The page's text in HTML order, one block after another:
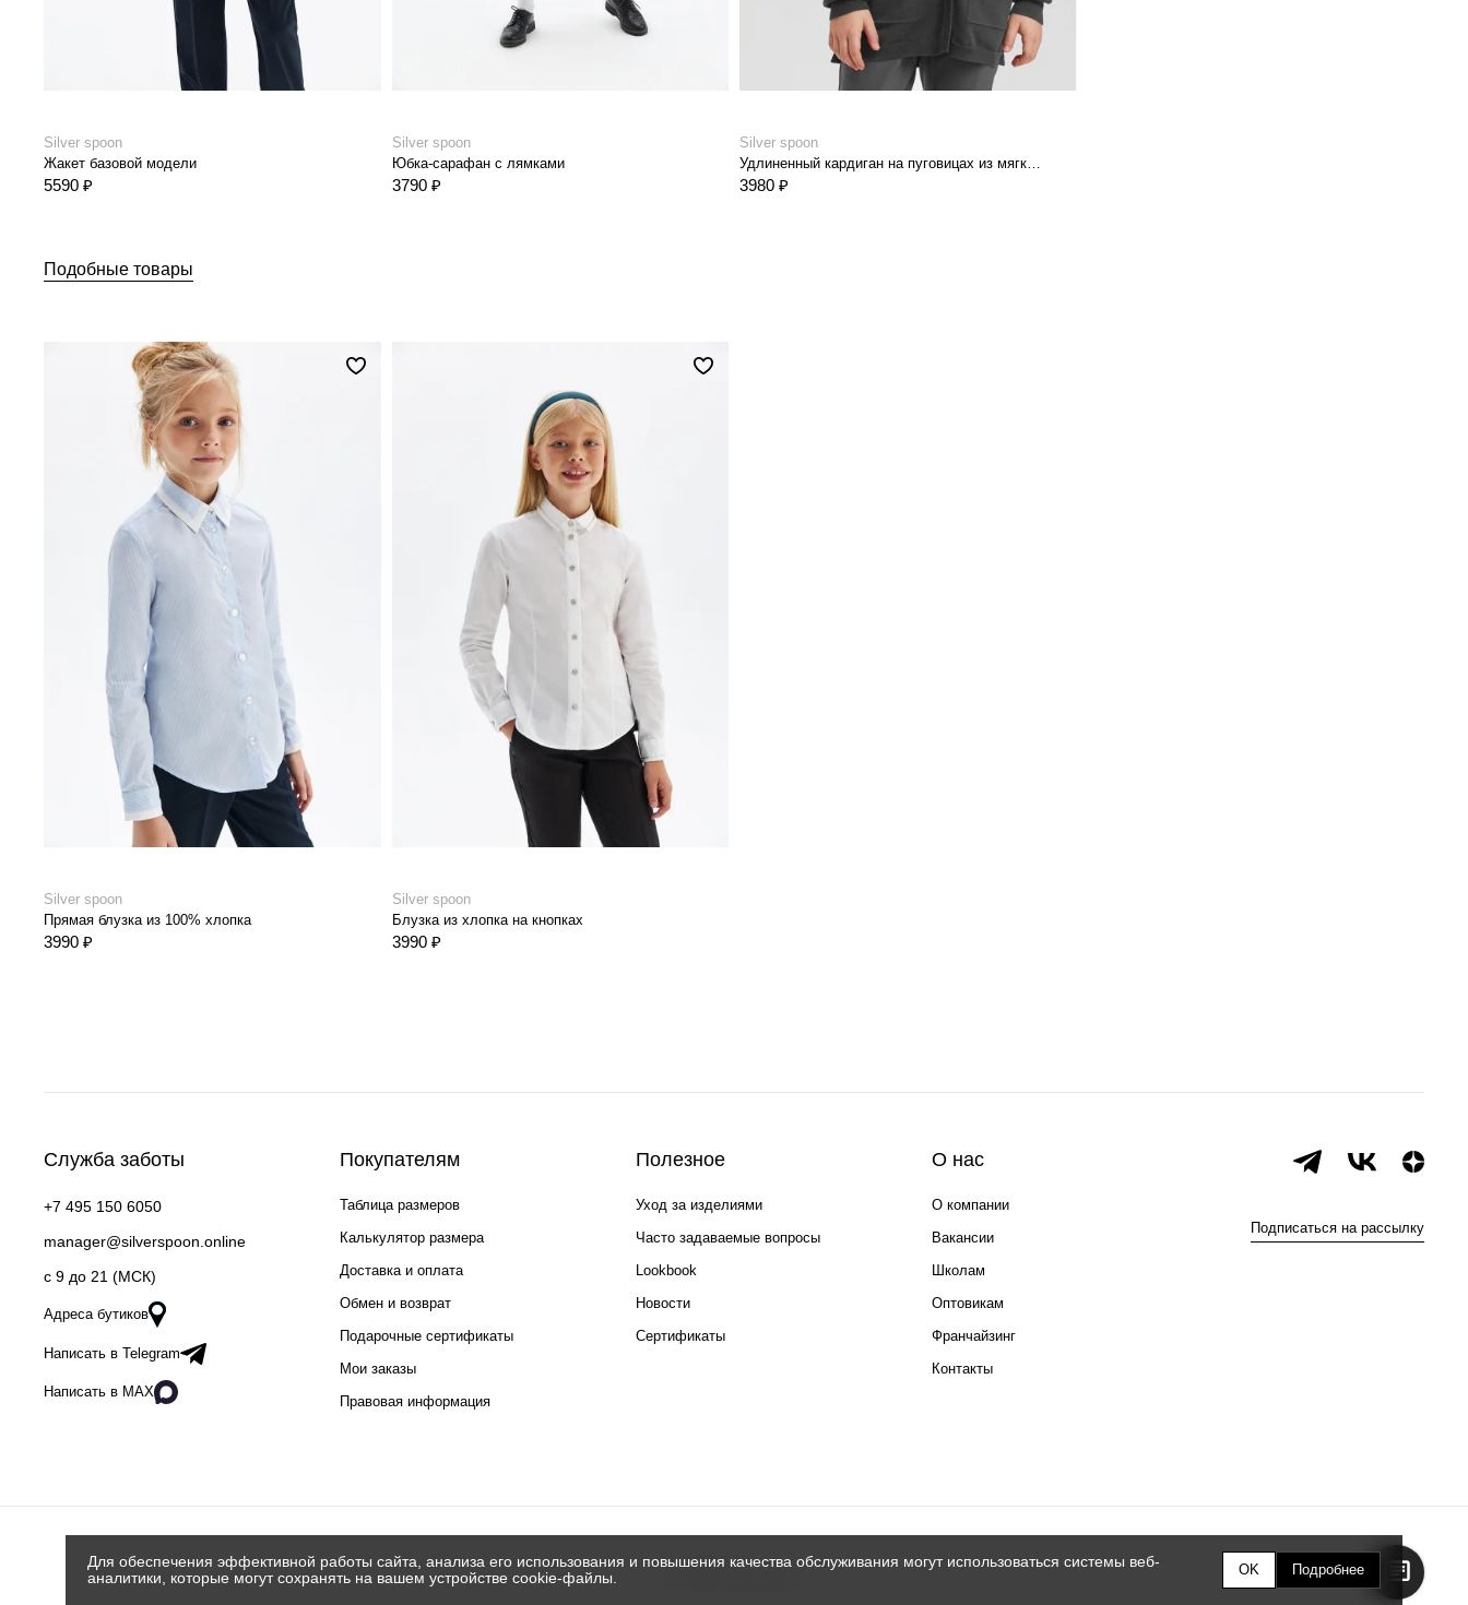
Silver spoon
Жакет базовой модели
5590 ₽
Silver spoon
Юбка-сарафан с лямками
3790 ₽
Silver spoon
3980 ₽
Подобные товары
Silver spoon
Прямая блузка из 100% хлопка
3990 ₽
Silver spoon
Блузка из хлопка на кнопках
3990 ₽
Служба заботы
+7 495 150 6050
manager@silverspoon.online
c 9 до 21 (МСК)
Адреса бутиков
Написать в Telegram
Написать в MAX
Покупателям
Таблица размеров
Калькулятор размера
Доставка и оплата
Обмен и возврат
Подарочные сертификаты
Мои заказы
Правовая информация
Полезное
Уход за изделиями
Часто задаваемые вопросы
Lookbook
Новости
Сертификаты
О нас
О компании
Вакансии
Школам
Оптовикам
Франчайзинг
Контакты
Подписаться на рассылку
Для обеспечения эффективной работы сайта, анализа его использования и повышения качества обслуживания могут использоваться системы веб-
аналитики, которые могут сохранять на вашем устройстве cookie-файлы.
OK Подробнее